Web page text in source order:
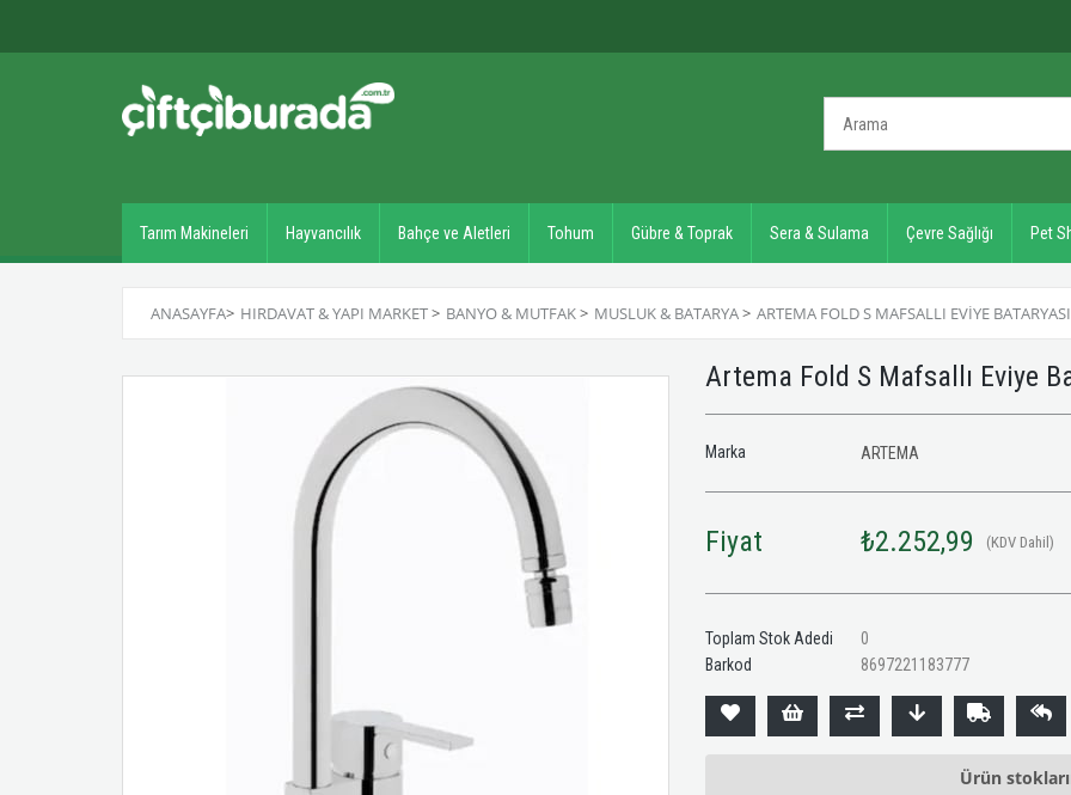
Tarım Makineleri Hayvancılık Bahçe ve Aletleri Tohum Gübre & Toprak Sera & Sulama Çevre Sağlığı Pet
ANASAYFA> HIRDAVAT & YAPI MARKET> BANYO & MUTFAK> MUSLUK & BATARYA> ARTEMA FOLD S MAFSALLI EVIYE
Artema Fold S Mafsallı Eviye
Marka ARTEMA
Fiyat ₺2.252,99 (KDV Dahil)
Toplam Stok Adedi
0
Barkod
8697221183777
Ürün